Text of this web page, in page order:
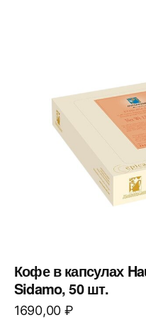
Кофе в капсулах
Sidamo, 50 шт.
1690,00 ₽